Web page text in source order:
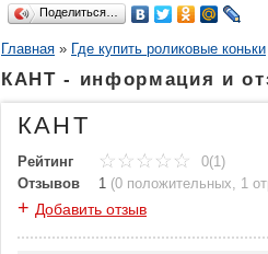
Поделиться…
Главная » Где купить роликовые коньки
КАНТ - информация и
КАНТ
Рейтинг
0(1)
Отзывов
1 (0 положительных, 1
+ Добавить отзыв